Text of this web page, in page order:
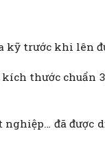
kỹ trước khi lên
thước chuẩn
nghiệp… đã